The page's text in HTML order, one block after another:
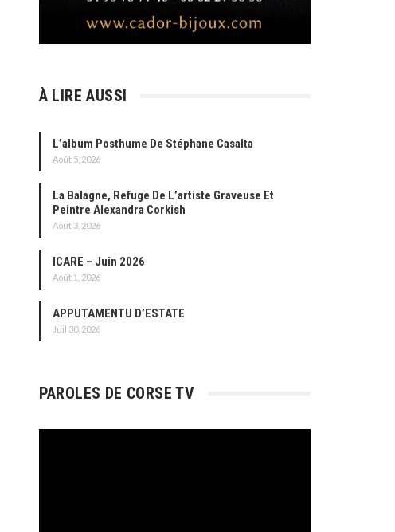
À LIRE AUSSI
L’album Posthume De Stéphane Casalta
Août 5, 2026
La Balagne, Refuge De L’artiste Graveuse Et
Peintre Alexandra Corkish
Août 3, 2026
ICARE – Juin 2026
Août 1, 2026
APPUTAMENTU D’ESTATE
Juil 30, 2026
PAROLES DE CORSE TV